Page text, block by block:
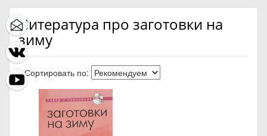
Литература про заготовки на
зиму
Сортировать по: